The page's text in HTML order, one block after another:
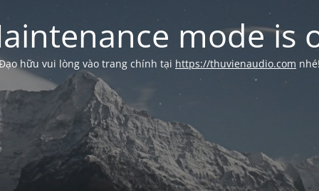
mode is
hữu vui lòng vào trang chính tại https://thuvienaudio.com